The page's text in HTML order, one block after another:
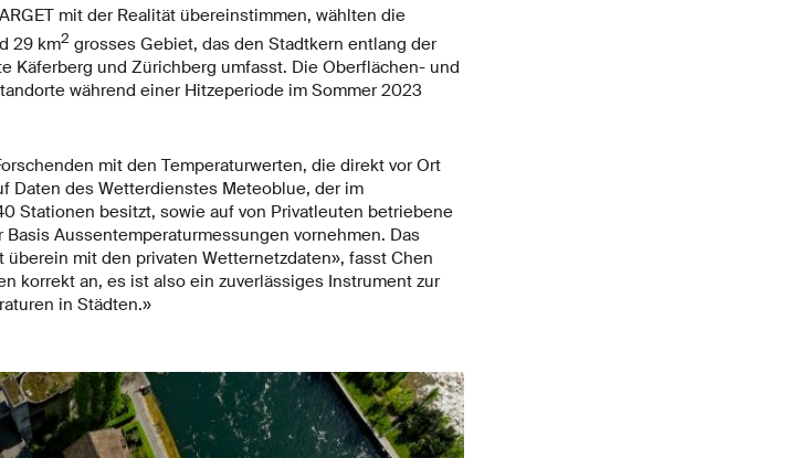
mit der Realität übereinstimmen, wählten die
29 km2grosses Gebiet, das den Stadtkern entlang der
Käferberg und Zürichberg umfasst. Die Oberflächen- und
während einer Hitzeperiode im Sommer 2023
mit den Temperaturwerten, die direkt vor Ort
Daten des Wetterdienstes Meteoblue, der im
Stationen besitzt, sowie auf von Privatleuten betriebene
Aussentemperaturmessungen vornehmen. Das
überein mit den privaten Wetternetzdaten», fasst Chen
korrekt an, es ist also ein zuverlässiges Instrument zur
in Städten.»